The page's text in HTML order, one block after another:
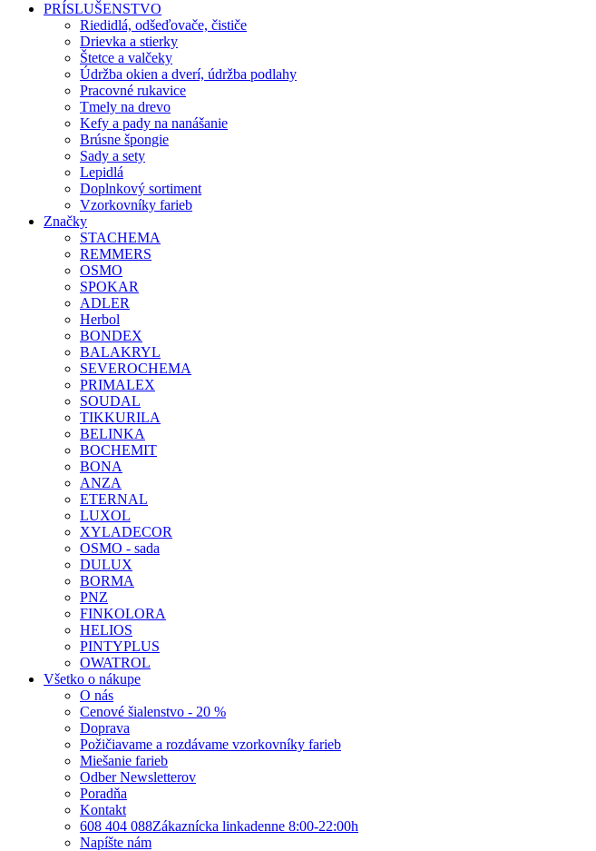
PRÍSLUŠENSTVO
Riedidlá, odšeďovače, čističe
Drievka a stierky
Štetce a valčeky
Údržba okien a dverí, údržba podlahy
Pracovné rukavice
Tmely na drevo
Kefy a pady na nanášanie
Brúsne špongie
Sady a sety
Lepidlá
Doplnkový sortiment
Vzorkovníky farieb
Značky
STACHEMA
REMMERS
OSMO
SPOKAR
ADLER
Herbol
BONDEX
BALAKRYL
SEVEROCHEMA
PRIMALEX
SOUDAL
TIKKURILA
BELINKA
BOCHEMIT
BONA
ANZA
ETERNAL
LUXOL
XYLADECOR
OSMO - sada
DULUX
BORMA
PNZ
FINKOLORA
HELIOS
PINTYPLUS
OWATROL
Všetko o nákupe
O nás
Cenové šialenstvo - 20 %
Doprava
Požičiavame a rozdávame vzorkovníky farieb
Miešanie farieb
Odber Newsletterov
Poradňa
Kontakt
608 404 088Zákaznícka linkadenne 8:00-22:00h
Napíšte nám